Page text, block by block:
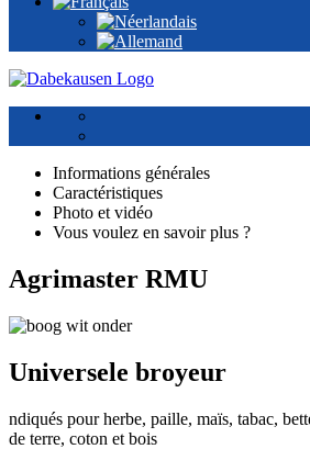
Informations générales
Caractéristiques
Photo et vidéo
Vous voulez en savoir plus ?
Agrimaster RMU
Universele broyeur
ndiqués pour herbe, paille, maïs, tabac,
de terre, coton et bois